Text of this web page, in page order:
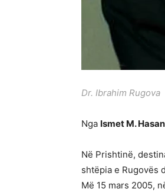
Dr. Ibrahim Rugova
Nga Ismet M.
Në Prishtinë,
shtëpia e Rugovës
Më 15 mars 2005,